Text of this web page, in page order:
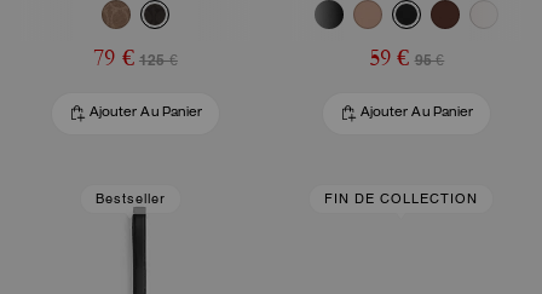
79 € 125 €
Ajouter Au Panier
59 € 95 €
Ajouter Au Panier
Bestseller FIN DE COLLECTION